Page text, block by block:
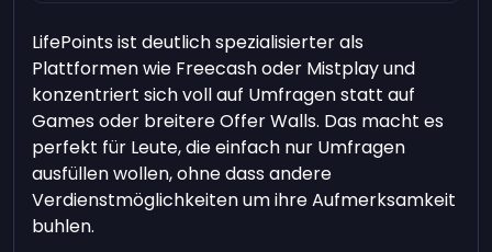
LifePoints ist deutlich spezialisierter als
Plattformen wie Freecash oder Mistplay und
konzentriert sich voll auf Umfragen statt auf
Games oder breitere Offer Walls. Das macht es
perfekt für Leute, die einfach nur Umfragen
ausfüllen wollen, ohne dass andere
Verdienstmöglichkeiten um ihre Aufmerksamkeit
buhlen.